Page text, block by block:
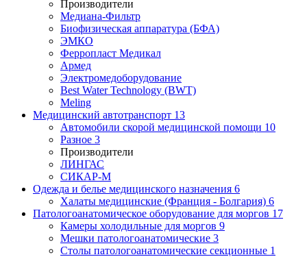
Производители
Медиана-Фильтр
Биофизическая аппаратура (БФА)
ЭМКО
Ферропласт Медикал
Армед
Электромедоборудование
Best Water Technology (BWT)
Meling
Медицинский автотранспорт 13
Автомобили скорой медицинской помощи 10
Разное 3
Производители
ЛИНГАС
СИКАР-М
Одежда и белье медицинского назначения 6
Халаты медицинские (Франция - Болгария) 6
Патологоанатомическое оборудование для моргов 17
Камеры холодильные для моргов 9
Мешки патологоанатомические 3
Столы патологоанатомические секционные 1